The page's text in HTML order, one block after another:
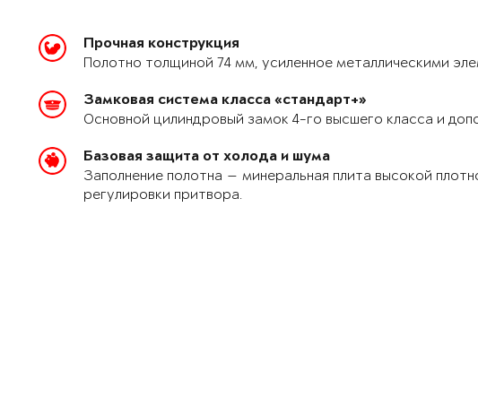
Прочная конструкция
Полотно толщиной 74 мм, усиленное металлическими
Замковая система класса «стандарт+»
Основной цилиндровый замок 4-го высшего класса и
Базовая защита от холода и шума
Заполнение полотна — минеральная плита высокой
регулировки притвора.